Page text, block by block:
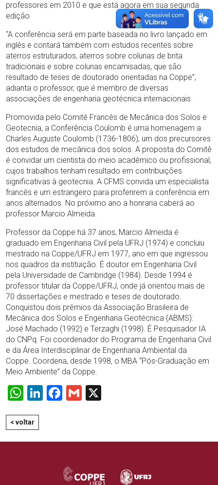
professores em 2010 e que está agora em sua segunda
edição.
“A conferência será em parte baseada no livro lançado em
inglês e contará também com estudos recentes sobre
aterros estruturados, aterros sobre colunas de brita
tradicionais e sobre colunas encamisadas, que são
resultado de teses de doutorado orientadas na Coppe”,
adianta o professor, que é membro de diversas
associações de engenharia geotécnica internacionais.
Promovida pelo Comitê Francês de Mecânica dos Solos e
Geotecnia, a Conferência Coulomb é uma homenagem a
Charles Auguste Coulomb (1736-1806), um dos precursores
dos estudos de mecânica dos solos. A proposta do Comitê
é convidar um cientista do meio acadêmico ou profissional,
cujos trabalhos tenham resultado em contribuições
significativas à geotecnia. A CFMS convida um especialista
francês e um estrangeiro para proferirem a conferência em
anos alternados. No próximo ano a honraria caberá ao
professor Marcio Almeida.
Professor da Coppe há 37 anos, Marcio Almeida é
graduado em Engenharia Civil pela UFRJ (1974) e concluiu
mestrado na Coppe/UFRJ em 1977, ano em que ingressou
nos quadros da instituição. É doutor em Engenharia Civil
pela Universidade de Cambridge (1984). Desde 1994 é
professor titular da Coppe/UFRJ, onde já orientou mais de
70 dissertações e mestrado e teses de doutorado.
Conquistou dois prêmios da Associação Brasileira de
Mecânica dos Solos e Engenharia Geotécnica (ABMS):
José Machado (1992) e Terzaghi (1998). É Pesquisador IA
do CNPq. Foi coordenador do Programa de Engenharia Civil
e da Área Interdisciplinar de Engenharia Ambiental da
Coppe. Coordena, desde 1998, o MBA “Pós-Graduação em
Meio Ambiente” da Coppe.
WhatsApp
LinkedIn
Facebook
Gmail
< voltar